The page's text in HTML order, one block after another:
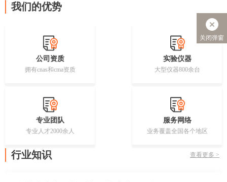
我们的优势
公司资质
拥有cnas和cma资质
实验仪器
大型仪器800余台
专业团队
专业人才2000余人
服务网络
业务覆盖全国各个地区
行业知识 查看更多 >
关闭弹窗